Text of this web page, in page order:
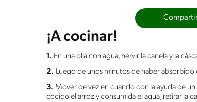
¡A cocinar!
1. En una olla con agua, hervir la canela y la
2. Luego de unos minutos de haber absorbido
3. Mover de vez en cuando con la ayuda de
cocido el arroz y consumida el agua, retirar la